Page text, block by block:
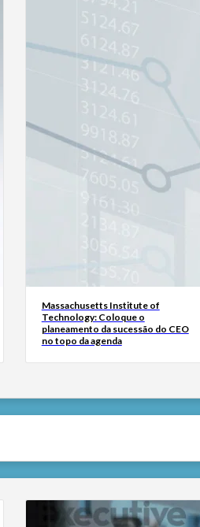
Massachusetts Institute of
Technology: Coloque o
planeamento da sucessão do CEO
no topo da agenda